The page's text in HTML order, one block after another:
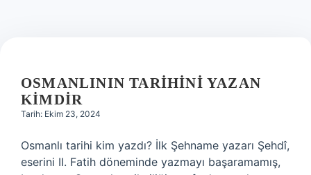
OSMANLININ TARIHINI YAZAN
KIMDIR
Tarih: Ekim 23, 2024
Osmanlı tarihi kim yazdı? İlk Şehname yazarı Şehdî,
eserini II. Fatih döneminde yazmayı başaramamış,